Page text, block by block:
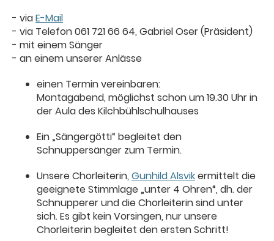
- viaE-Mail
- via Telefon 061 721 66 64, Gabriel Oser (Präsident)
- mit einem Sänger
- an einem unserer Anlässe
einen Termin vereinbaren:
Montagabend, möglichst schon um 19.30 Uhr in
der Aula des Kilchbühlschulhauses
Ein „Sängergötti“ begleitet den
Schnuppersänger zum Termin.
Unsere Chorleiterin, Gunhild Alsvikermittelt die
geeignete Stimmlage „unter 4 Ohren“, dh. der
Schnupperer und die Chorleiterin sind unter
sich. Es gibt kein Vorsingen, nur unsere
Chorleiterin begleitet den ersten Schritt!